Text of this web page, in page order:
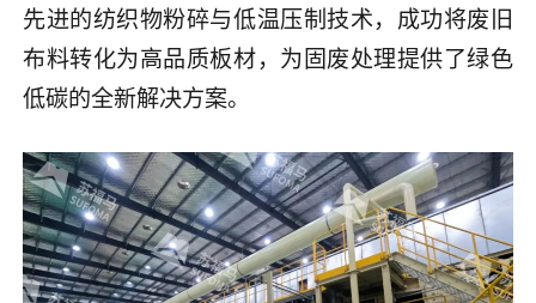
先进的纺织物粉碎与低温压制技术，成功将废旧
布料转化为高品质板材，为固废处理提供了绿色
低碳的全新解决方案。